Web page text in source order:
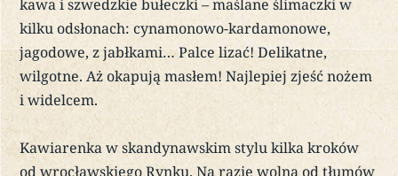
kawa i szwedzkie bułeczki – maślane ślimaczki w
kilku odsłonach: cynamonowo-kardamonowe,
jagodowe, z jabłkami… Palce lizać! Delikatne,
wilgotne. Aż okapują masłem! Najlepiej zjeść nożem
i widelcem.
Kawiarenka w skandynawskim stylu kilka kroków
od wrocławskiego Rynku. Na razie wolna od tłumów